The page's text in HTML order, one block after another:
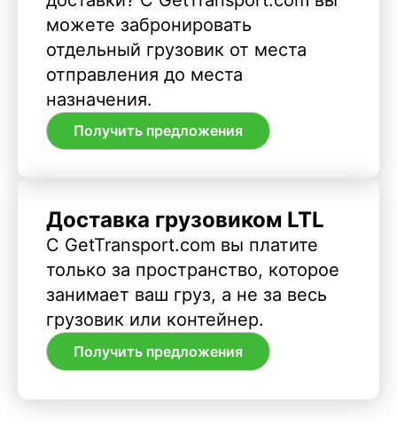
можете забронировать
отдельный грузовик от места
отправления до места
назначения.
Получить предложения
Доставка грузовиком LTL
С GetTransport.com вы платите
только за пространство, которое
занимает ваш груз, а не за весь
грузовик или контейнер.
Получить предложения